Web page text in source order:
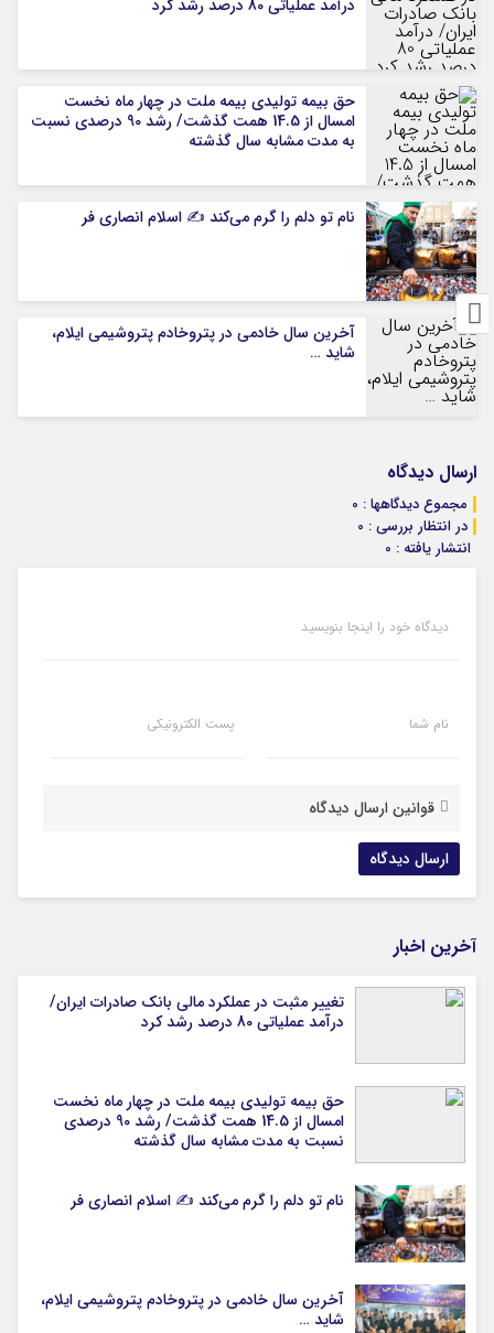
درآمد عملیاتی 80 درصد رشد کرد
حق بیمه تولیدی بیمه ملت در چهار ماه نخست
امسال از 14.5 همت گذشت/ رشد 90 درصدی نسبت
به مدت مشابه سال گذشته
نام تو دلم را گرم می‌کند ✍️ اسلام انصاری فر
آخرین سال خادمی در پتروخادم پتروشیمی ایلام،
شاید …
ارسال دیدگاه
مجموع دیدگاهها : 0
در انتظار بررسی : 0
انتشار یافته : 0
دیدگاه خود را اینجا بنویسید
نام شما پست الکترونیکی
قوانین ارسال دیدگاه
آخرین اخبار
تغییر مثبت در عملکرد مالی بانک صادرات ایران/
درآمد عملیاتی 80 درصد رشد کرد
حق بیمه تولیدی بیمه ملت در چهار ماه نخست
امسال از 14.5 همت گذشت/ رشد 90 درصدی
نسبت به مدت مشابه سال گذشته
نام تو دلم را گرم می‌کند ✍️ اسلام انصاری فر
آخرین سال خادمی در پتروخادم پتروشیمی ایلام،
شاید …